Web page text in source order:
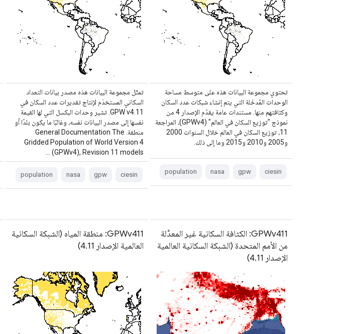
تحتوي مجموعة البيانات هذه على متوسط مساحة
الوحدات المُدخَلة التي يتم إنشاء شبكات عدد السكان
وكثافتهم منها. مستندات عامة يقدّم الإصدار 4 من
نموذج "توزيع السكان في العالم" (GPWv4)، المراجعة
11، توزيع السكان في العالم خلال السنوات 2000
و2005 و2010 و2015 وما إلى ذلك.
ciesin
gpw
nasa
population
تمثّل مجموعة البيانات هذه مصدر بيانات التعداد
السكاني المستخدَم لإنتاج تقديرات عدد السكان في
GPW v4.11. تشير وحدات البكسل التي لها القيمة
نفسها إلى مصدر البيانات نفسه، وغالبًا ما يكون بلدًا أو
منطقة. General Documentation The
Gridded Population of World Version 4
(GPWv4), Revision 11 models …
ciesin
gpw
nasa
population
GPWv411: الكثافة السكانية غير المعدَّلة
من الأمم المتحدة (الشبكة السكانية العالمية
الإصدار 4.11)
GPWv411: منطقة المياه (الشبكة السكانية
العالمية الإصدار 4.11)